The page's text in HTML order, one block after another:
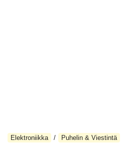
Elektroniikka Puhelin & Viestintä